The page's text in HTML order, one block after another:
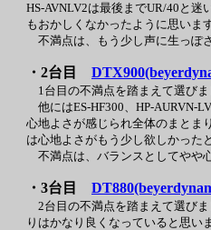
HS-AVNLV2は最後までUR/40と
もおかしくなかったように思います
不満点は、もう少し声に生っぽ
・2台目
1台目の不満点を踏まえて選び
他にはES-HF300、HP-AURVN-
心地よさが感じられ全体のまとま
は心地よさがもう少し欲しかった
不満点は、バランスとしてやや
・3台目
2台目の不満点を踏まえて選び
りはかなり良くなっていると思い